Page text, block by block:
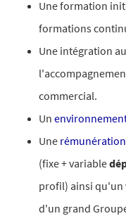
Une formation
formations
Une intégration
commercial.
Un
Une rémunération
(fixe + variable
profil) ainsi qu'un
d'un grand